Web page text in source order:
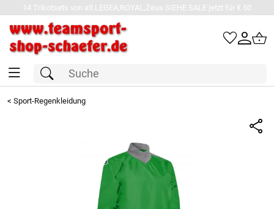
14 Trikotsets von alt.LEGEA,ROYAL,Zeus SIEHE SALE jetzt für € 50
< Sport-Regenkleidung